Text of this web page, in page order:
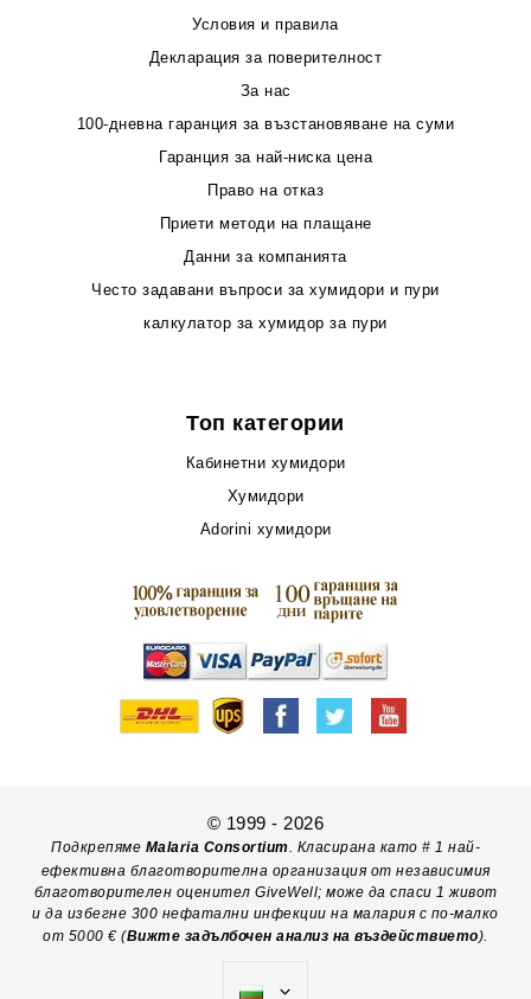
Условия и правила
Декларация за поверителност
За нас
100-дневна гаранция за възстановяване на суми
Гаранция за най-ниска цена
Право на отказ
Приети методи на плащане
Данни за компанията
Често задавани въпроси за хумидори и пури
калкулатор за хумидор за пури
Топ категории
Кабинетни хумидори
Хумидори
Adorini хумидори
© 1999 - 2026
Подкрепяме Malaria Consortium. Класирана като # 1 най-
ефективна благотворителна организация от независимия
благотворителен оценител GiveWell; може да спаси 1 живот
и да избегне 300 нефатални инфекции на малария с по-малко
от 5000 € (Вижте задълбочен анализ на въздействието).